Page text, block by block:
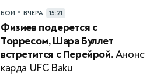
БОИ • ВЧЕРА 15:21
Физиев подерется с
Торресом, Шара Буллет
встретится с Перейрой.Анонс
карда UFC Baku